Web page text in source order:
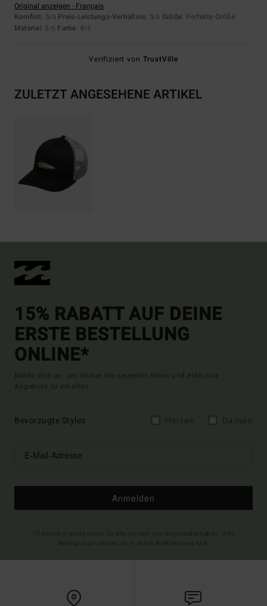
Original anzeigen - Français
Komfort: 5/5 Preis-Leistungs-Verhältnis: 5/5 Größe: Perfekte Größe
Material: 5 /5 Farbe: 4/5
Verifiziert von TrustVille
ZULETZT ANGESEHENE ARTIKEL
15% RABATT AUF DEINE
ERSTE BESTELLUNG
ONLINE*
Melde dich an, um immer die neuesten News und exklusive
Angebote zu erhalten.
Bevorzugte Styles
Anmelden